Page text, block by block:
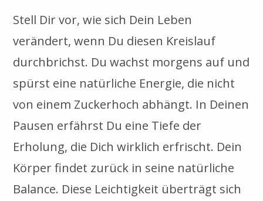
Stell Dir vor, wie sich Dein Leben
verändert, wenn Du diesen Kreislauf
durchbrichst. Du wachst morgens auf und
spürst eine natürliche Energie, die nicht
von einem Zuckerhoch abhängt. In Deinen
Pausen erfährst Du eine Tiefe der
Erholung, die Dich wirklich erfrischt. Dein
Körper findet zurück in seine natürliche
Balance. Diese Leichtigkeit überträgt sich